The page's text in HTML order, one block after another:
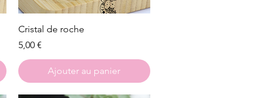
Aperçu rapide
Cristal de roche
Prix
5,00 €
Ajouter au panier